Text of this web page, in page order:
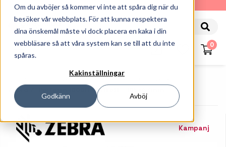
Om du avböjer så kommer vi inte att spåra dig när du
besöker vår webbplats. För att kunna respektera
dina önskemål måste vi dock placera en kaka i din
webbläsare så att våra system kan se till att du inte
spåras.
Kakinställningar
Godkänn Avböj
010-162 61 90
0
Etiketter Och Färgband
Zebra Z-Perform 1000D - Etikett - 105x67mm
Kampanj